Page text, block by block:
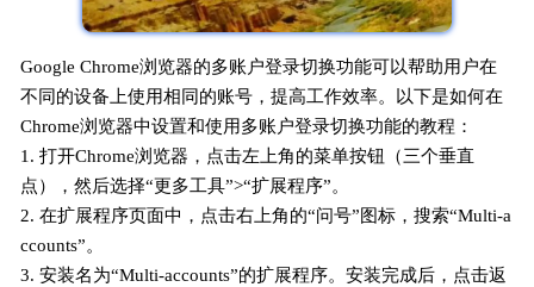
Google Chrome浏览器的多账户登录切换功能可以帮助用户在
不同的设备上使用相同的账号，提高工作效率。以下是如何在
Chrome浏览器中设置和使用多账户登录切换功能的教程：
1. 打开Chrome浏览器，点击左上角的菜单按钮（三个垂直
点），然后选择“更多工具”>“扩展程序”。
2. 在扩展程序页面中，点击右上角的“问号”图标，搜索“Multi-a
ccounts”。
3. 安装名为“Multi-accounts”的扩展程序。安装完成后，点击返